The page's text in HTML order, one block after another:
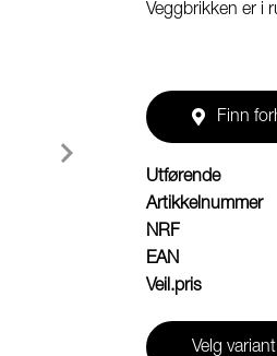
Veggbrikken er i
Finn
Utførende
Artikkelnummer
NRF
EAN
Veil.pris
Velg variant